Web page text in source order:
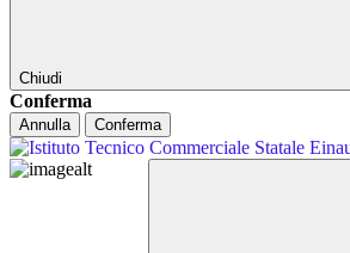
Chiudi
Conferma
Annulla Conferma